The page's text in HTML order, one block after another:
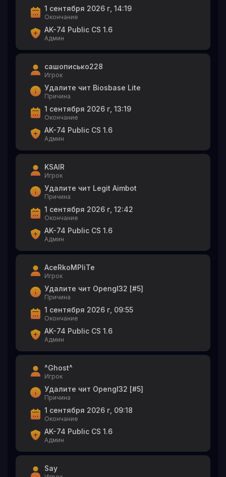
1 сентября 2026 г, 14:19
Окончание
AK-74 Public CS 1.6
Админ
сашописько228
Игрок
Удалите чит Biosbase Lite
Причина
1 сентября 2026 г, 13:19
Окончание
AK-74 Public CS 1.6
Админ
KSAIR
Игрок
Удалите чит Legit Aimbot
Причина
1 сентября 2026 г, 12:42
Окончание
AK-74 Public CS 1.6
Админ
AceRkoMPliTe
Игрок
Удалите чит Opengl32 [#5]
Причина
1 сентября 2026 г, 09:55
Окончание
AK-74 Public CS 1.6
Админ
^Ghost^
Игрок
Удалите чит Opengl32 [#5]
Причина
1 сентября 2026 г, 09:18
Окончание
AK-74 Public CS 1.6
Админ
Say